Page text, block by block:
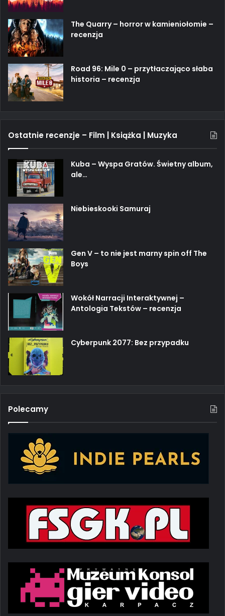
The Quarry – horror w kamieniołomie –
recenzja
Road 96: Mile 0 – przytłaczająco słaba
historia – recenzja
Ostatnie recenzje – Film | Książka | Muzyka
Kuba – Wyspa Gratów. Świetny album,
ale…
Niebieskooki Samuraj
Gen V – to nie jest marny spin off The
Boys
Wokół Narracji Interaktywnej –
Antologia Tekstów – recenzja
Cyberpunk 2077: Bez przypadku
Polecamy